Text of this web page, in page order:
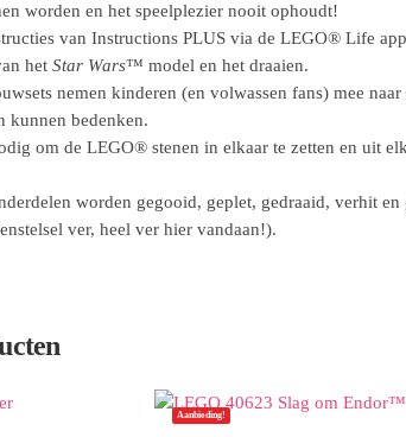
worden en het speelplezier nooit ophoudt!
van Instructions PLUS via de LEGO® Life
het Star Wars™ model en het draaien.
nemen kinderen (en volwassen fans) mee
kunnen bedenken.
om de LEGO® stenen in elkaar te zetten en uit
worden gegooid, geplet, gedraaid, verhit
ver, heel ver hier vandaan!).
Aanbieding!